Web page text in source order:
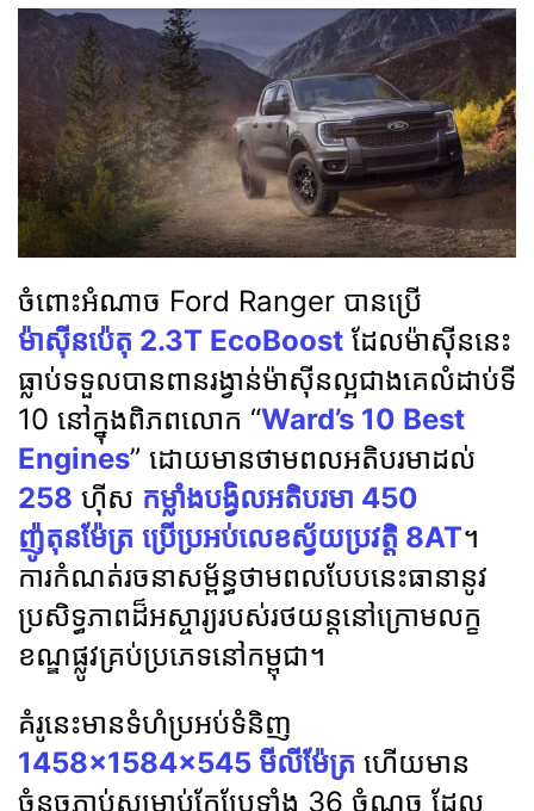
ចំពោះអំណាច Ford Ranger បានប្រើ
ម៉ាស៊ីនប៉េតុ 2.3T EcoBoost ដែលម៉ាស៊ីននេះ
ធ្លាប់ទទួលបានពានរង្វាន់ម៉ាស៊ីនល្អជាងគេលំដាប់ទី
10 នៅក្នុងពិភពលោក “Ward’s 10 Best
Engines” ដោយមានថាមពលអតិបរមាដល់
258 ហ៊ីស កម្លាំងបង្វិលអតិបរមា 450
ញ៉ូតុនម៉ែត្រ ប្រើប្រអប់លេខស្វ័យប្រវត្តិ 8AT។
ការកំណត់រចនាសម្ព័ន្ធថាមពលបែបនេះធានានូវ
ប្រសិទ្ធភាពដ៏អស្ចារ្យរបស់រថយន្តនៅក្រោមលក្ខ
ខណ្ឌផ្លូវគ្រប់ប្រភេទនៅកម្ពុជា។
គំរូនេះមានទំហំប្រអប់ទំនិញ
1458×1584×545 មីលីម៉ែត្រ ហើយមាន
ចំនុចភ្ជាប់សម្រាប់កែប្រែទាំង 36 ចំណុច ដែល